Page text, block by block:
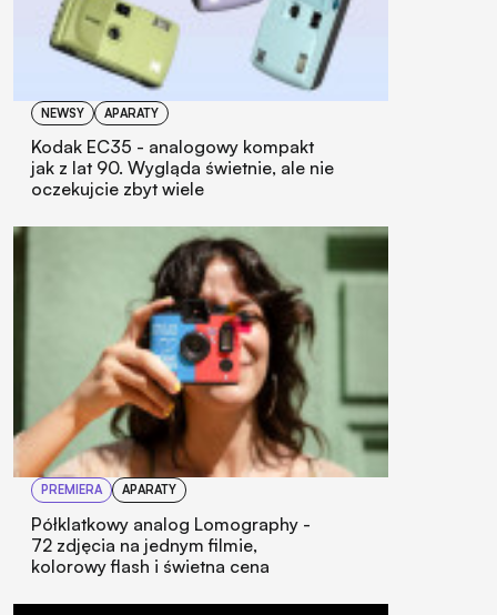
NEWSY APARATY
Kodak EC35 - analogowy kompakt
jak z lat 90. Wygląda świetnie, ale nie
oczekujcie zbyt wiele
PREMIERA APARATY
Półklatkowy analog Lomography -
72 zdjęcia na jednym filmie,
kolorowy flash i świetna cena